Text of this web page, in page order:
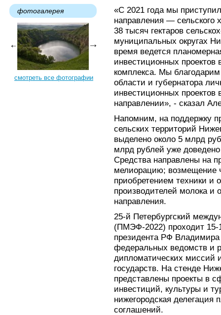
фотогалерея
смотреть все фотографии
«C 2021 года мы
направления — сельского
38 тысяч гектаров
муниципальных округах
время ведется
инвестиционных
комплекса. Мы
области и губернатора
инвестиционных
направлении», - сказал
Напомним, на поддержку
сельских территорий
выделено около 5 млрд
млрд рублей уже
Средства направлены на
мелиорацию; возмещение
приобретением техники и
производителей молока и
направления.
25-й Петербургский
(ПМЭФ-2022) проходит 15-
президента РФ Владимира
федеральных ведомств и
дипломатических миссий
государств. На стенде
представлены проекты в
инвестиций, культуры и
нижегородская делегация
соглашений.